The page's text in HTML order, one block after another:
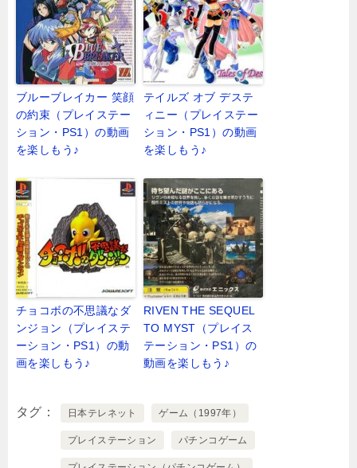
ブルーブレイカー 笑顔
の約束（プレイステー
ション・PS1）の動画
を楽しもう♪
テイルズ オブ デステ
ィニー（プレイステー
ション・PS1）の動画
を楽しもう♪
チョコボの不思議なダ
ンジョン（プレイステ
ーション・PS1）の動
画を楽しもう♪
RIVEN THE SEQUEL
TO MYST（プレイス
テーション・PS1）の
動画を楽しもう♪
タグ 日本テレネット ゲーム（1997年）
プレイステーション パチンコゲーム